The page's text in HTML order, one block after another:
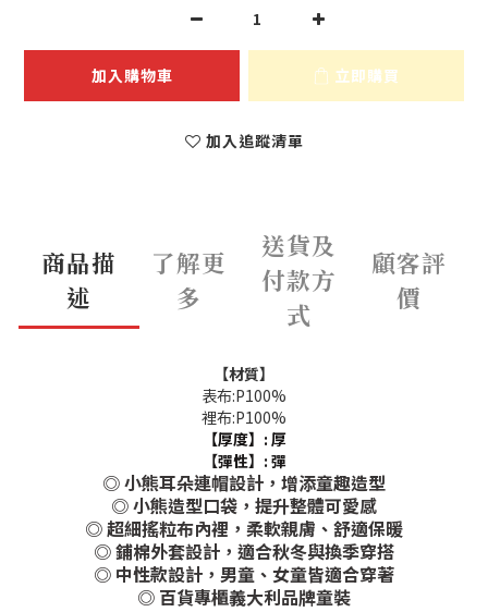
加入購物車 立即購買
加入追蹤清單
商品描
述
了解更
多
送貨及
付款方
式
顧客評
價
【材質】
表布:P100%
裡布:P100%
【厚度】: 厚
【彈性】: 彈
◎ 小熊耳朵連帽設計，增添童趣造型
◎ 小熊造型口袋，提升整體可愛感
◎ 超細搖粒布內裡，柔軟親膚、舒適保暖
◎ 鋪棉外套設計，適合秋冬與換季穿搭
◎ 中性款設計，男童、女童皆適合穿著
◎ 百貨專櫃義大利品牌童裝